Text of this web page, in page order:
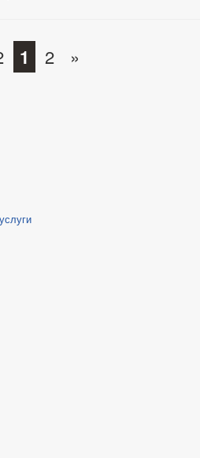
1 2 »